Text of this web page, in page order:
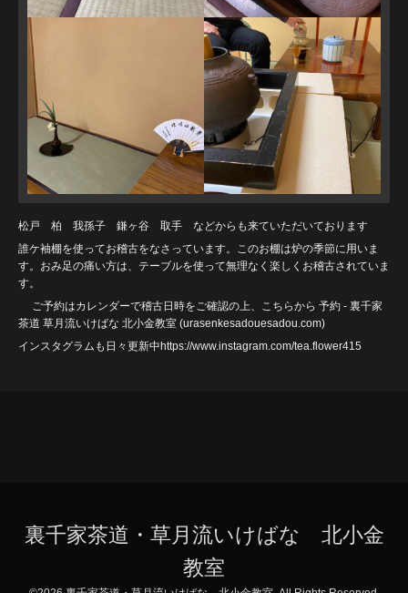
松戸 柏 我孫子 鎌ヶ谷 取手 などからも来ていただいております
誰ケ袖棚を使ってお稽古をなさっています。このお棚は炉の季節に用いま
す。おみ足の痛い方は、テーブルを使って無理なく楽しくお稽古されていま
す。
ご予約はカレンダーで稽古日時をご確認の上、こちらから 予約 - 裏千家
茶道 草月流いけばな 北小金教室 (urasenkesadouesadou .com)
インスタグラムも日々更新中https://www.instagram.com/tea.flower415
裏千家茶道・草月流いけばな 北小金
教室